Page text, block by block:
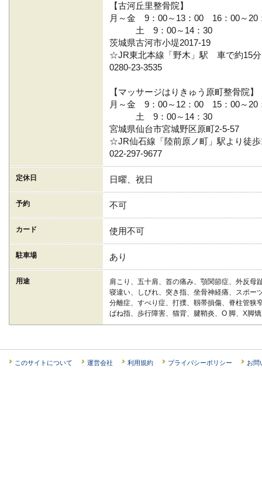
【古河丘里整骨院】
月～金 9：00～13：00 16：00～20
土 9：00～14：30
茨城県古河市小堤2017-19
☆JR東北本線「野木」駅 車で約15分
0280-23-3535
【マッサージはりきゅう原町整骨院】
月～金 9：00～12：00 15：00～20
土 9：00～14：30
宮城県仙台市宮城野区原町2-5-57
☆JR仙石線「陸前原ノ町」駅より徒歩
022-297-9677
定休日 日曜、祝日
予約 不可
カード 使用不可
駐車場 あり
用途
肩こり、五十肩、首の痛み、顎関節症、外反母
寝違い、しびれ、突き指、坐骨神経痛、スポー
分離症、すべり症、打撲、靱帯損傷、脊柱管狭
ばね指、歩行障害、猫背、腱鞘炎、O 脚、X脚
このサイトについて 運営会社 利用規約 プライバシーポリシー お問